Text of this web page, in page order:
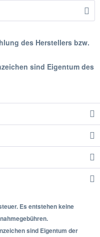
des Herstellers bzw.
sind Eigentum des
Es entstehen keine
sind Eigentum der